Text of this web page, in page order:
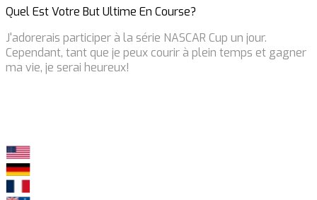
Quel Est Votre But Ultime En Course?
J'adorerais participer à la série NASCAR Cup un jour.
Cependant, tant que je peux courir à plein temps et gagner
ma vie, je serai heureux!